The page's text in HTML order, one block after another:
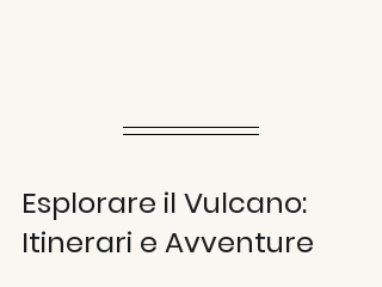
Esplorare il Vulcano:
Itinerari e Avventure